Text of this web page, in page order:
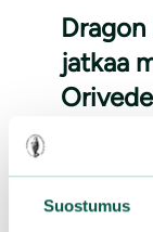
Suostumus
jatkaa